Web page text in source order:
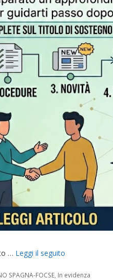
… Leggi il seguito
SPAGNA-FOCSE In evidenza